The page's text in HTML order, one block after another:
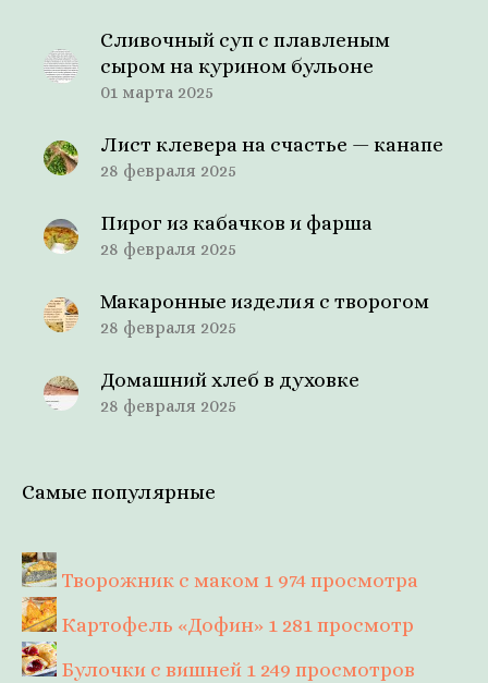
Сливочный суп с плавленым
сыром на курином бульоне
01 марта 2025
Лист клевера на счастье — канапе
28 февраля 2025
Пирог из кабачков и фарша
28 февраля 2025
Макаронные изделия с творогом
28 февраля 2025
Домашний хлеб в духовке
28 февраля 2025
Самые популярные
Творожник с маком 1 974 просмотра
Картофель «Дофин» 1 281 просмотр
Булочки с вишней 1 249 просмотров